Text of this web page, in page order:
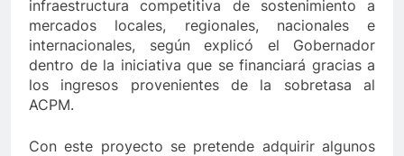
docente que abusó sexualmente de niña de 13 años
infraestructura competitiva de sostenimiento a
mercados locales, regionales, nacionales e
internacionales, según explicó el Gobernador
dentro de la iniciativa que se financiará gracias a
los ingresos provenientes de la sobretasa al
ACPM.
Con este proyecto se pretende adquirir algunos